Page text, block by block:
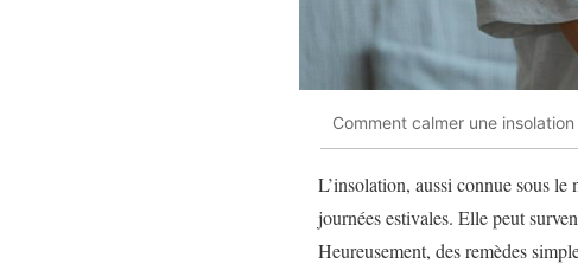
Comment calmer une
L’insolation, aussi connue sous le
journées estivales. Elle peut
Heureusement, des remèdes